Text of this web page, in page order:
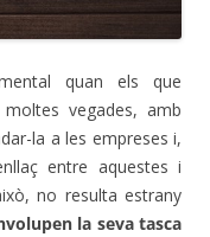
quan els que
vegades, amb
la a les empreses i,
entre aquestes i
no resulta estrany
la seva tasca